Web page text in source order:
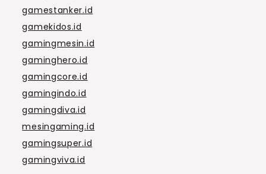
gamestanker.id
gamekidos.id
gamingmesin.id
gaminghero.id
gamingcore.id
gamingindo.id
gamingdiva.id
mesingaming.id
gamingsuper.id
gamingviva.id